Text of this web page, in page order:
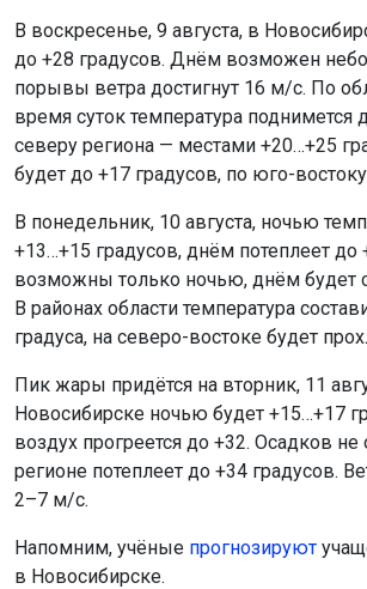
В воскресенье, 9 августа, в
до +28 градусов. Днём возможен
порывы ветра достигнут 16 м/с. По
время суток температура поднимется
северу региона — местами +20…+25
будет до +17 градусов, по юго-
В понедельник, 10 августа, ночью
+13…+15 градусов, днём потеплеет до
возможны только ночью, днём будет
В районах области температура
градуса, на северо-востоке будет
Пик жары придётся на вторник, 11
Новосибирске ночью будет +15…+17
воздух прогреется до +32. Осадков не
регионе потеплеет до +34 градусов.
2–7 м/с.
Напомним, учёные прогнозируют
в Новосибирске.